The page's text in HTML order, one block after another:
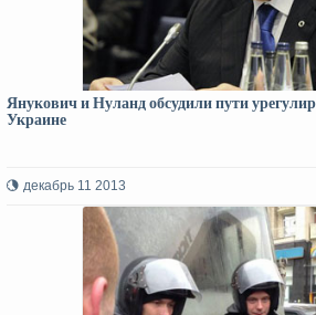
Янукович и Нуланд обсудили пути
Украине
декабрь 11 2013